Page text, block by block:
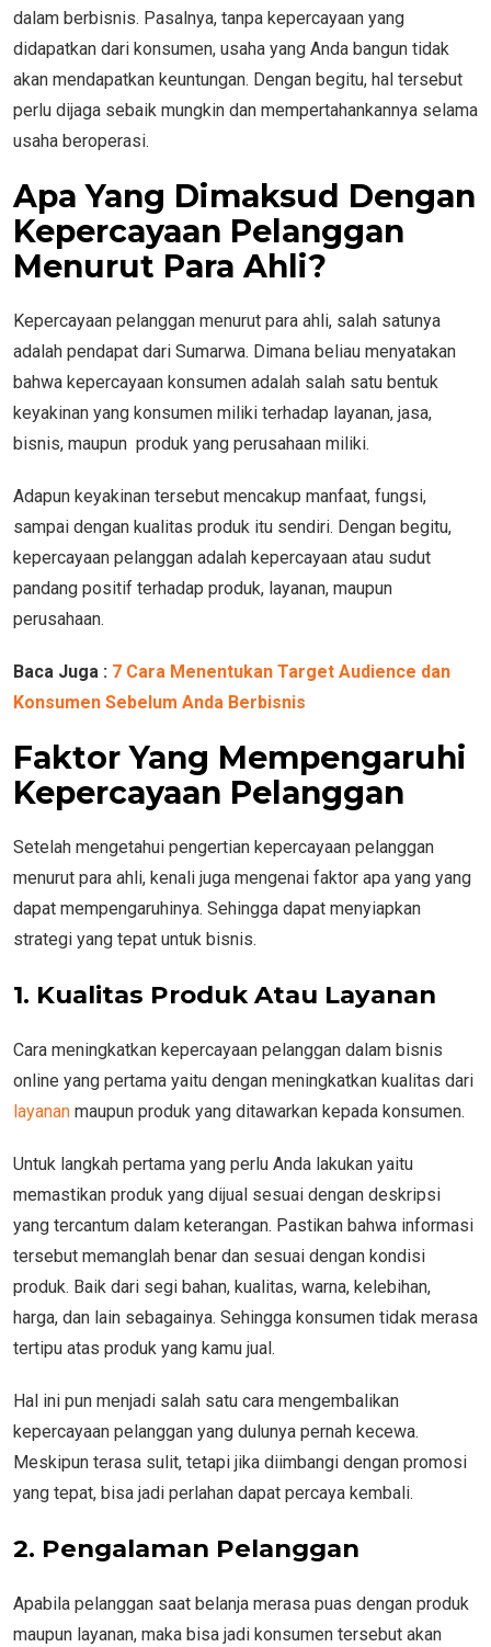
dalam berbisnis. Pasalnya, tanpa kepercayaan yang
didapatkan dari konsumen, usaha yang Anda bangun tidak
akan mendapatkan keuntungan. Dengan begitu, hal tersebut
perlu dijaga sebaik mungkin dan mempertahankannya selama
usaha beroperasi.
Apa Yang Dimaksud Dengan
Kepercayaan Pelanggan
Menurut Para Ahli?
Kepercayaan pelanggan menurut para ahli, salah satunya
adalah pendapat dari Sumarwa. Dimana beliau menyatakan
bahwa kepercayaan konsumen adalah salah satu bentuk
keyakinan yang konsumen miliki terhadap layanan, jasa,
bisnis, maupun produk yang perusahaan miliki.
Adapun keyakinan tersebut mencakup manfaat, fungsi,
sampai dengan kualitas produk itu sendiri. Dengan begitu,
kepercayaan pelanggan adalah kepercayaan atau sudut
pandang positif terhadap produk, layanan, maupun
perusahaan.
Baca Juga : 7 Cara Menentukan Target Audience dan
Konsumen Sebelum Anda Berbisnis
Faktor Yang Mempengaruhi
Kepercayaan Pelanggan
Setelah mengetahui pengertian kepercayaan pelanggan
menurut para ahli, kenali juga mengenai faktor apa yang yang
dapat mempengaruhinya. Sehingga dapat menyiapkan
strategi yang tepat untuk bisnis.
1. Kualitas Produk Atau Layanan
Cara meningkatkan kepercayaan pelanggan dalam bisnis
online yang pertama yaitu dengan meningkatkan kualitas dari
layanan maupun produk yang ditawarkan kepada konsumen.
Untuk langkah pertama yang perlu Anda lakukan yaitu
memastikan produk yang dijual sesuai dengan deskripsi
yang tercantum dalam keterangan. Pastikan bahwa informasi
tersebut memanglah benar dan sesuai dengan kondisi
produk. Baik dari segi bahan, kualitas, warna, kelebihan,
harga, dan lain sebagainya. Sehingga konsumen tidak merasa
tertipu atas produk yang kamu jual.
Hal ini pun menjadi salah satu cara mengembalikan
kepercayaan pelanggan yang dulunya pernah kecewa.
Meskipun terasa sulit, tetapi jika diimbangi dengan promosi
yang tepat, bisa jadi perlahan dapat percaya kembali.
2. Pengalaman Pelanggan
Apabila pelanggan saat belanja merasa puas dengan produk
maupun layanan, maka bisa jadi konsumen tersebut akan